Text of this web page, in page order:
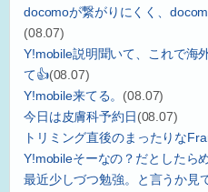
docomoが繋がりにくく、
(08.07)
Y!mobile説明聞いて、これで海
て👍(08.07)
Y!mobile来てる。 (08.07)
今日は皮膚科予約日(08.07)
トリミング直後のまったりな
Y!mobileそーなの？だとしたら
最近少しづつ勉強。と言うか見